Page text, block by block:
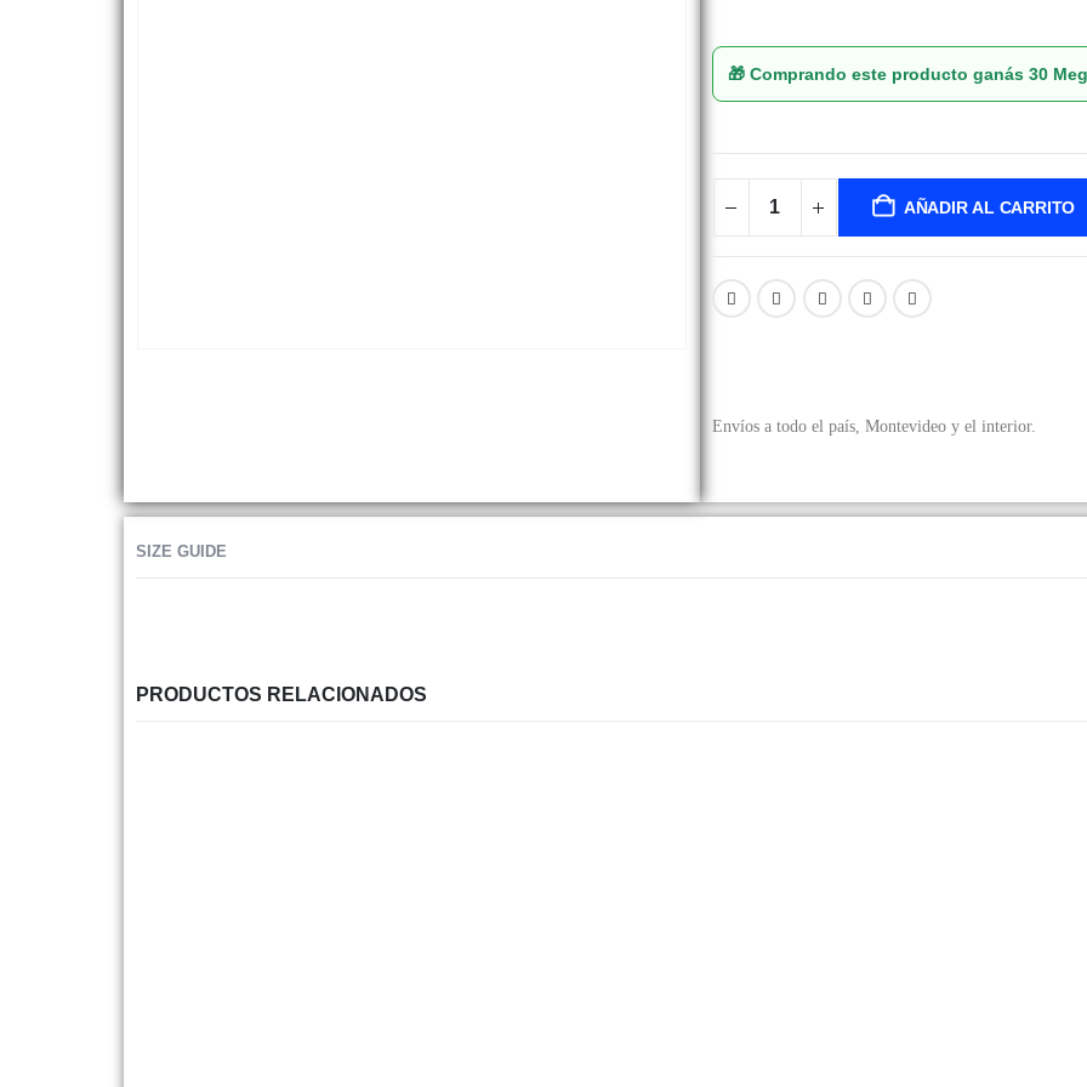
🎁 Comprando este producto ganás 30
AÑADIR AL CARRITO
Envíos a todo el país, Montevideo y el interior.
SIZE GUIDE
PRODUCTOS RELACIONADOS